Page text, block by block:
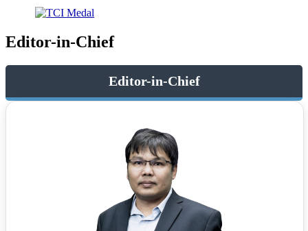
Editor-in-Chief
Editor-in-Chief